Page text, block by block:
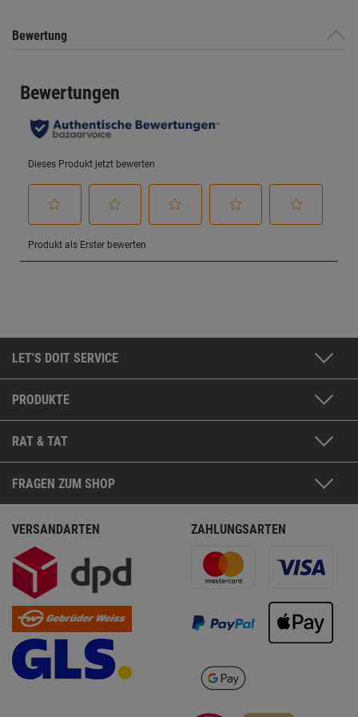
Bewertung
LET'S DOIT SERVICE
PRODUKTE
RAT & TAT
FRAGEN ZUM SHOP
VERSANDARTEN ZAHLUNGSARTEN